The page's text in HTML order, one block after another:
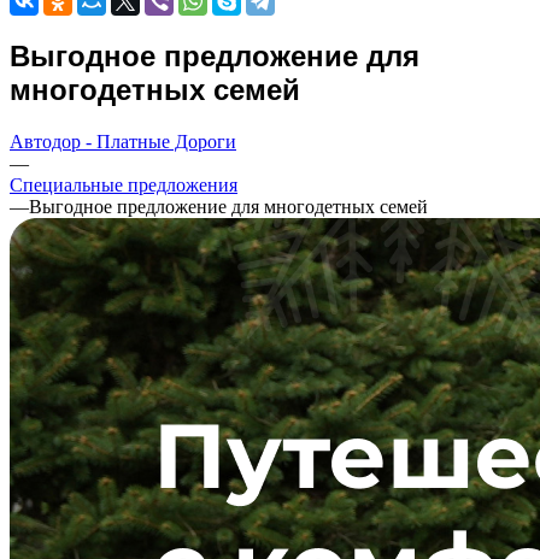
Выгодное предложение для
многодетных семей
Автодор - Платные Дороги
—
Специальные предложения
—Выгодное предложение для многодетных семей